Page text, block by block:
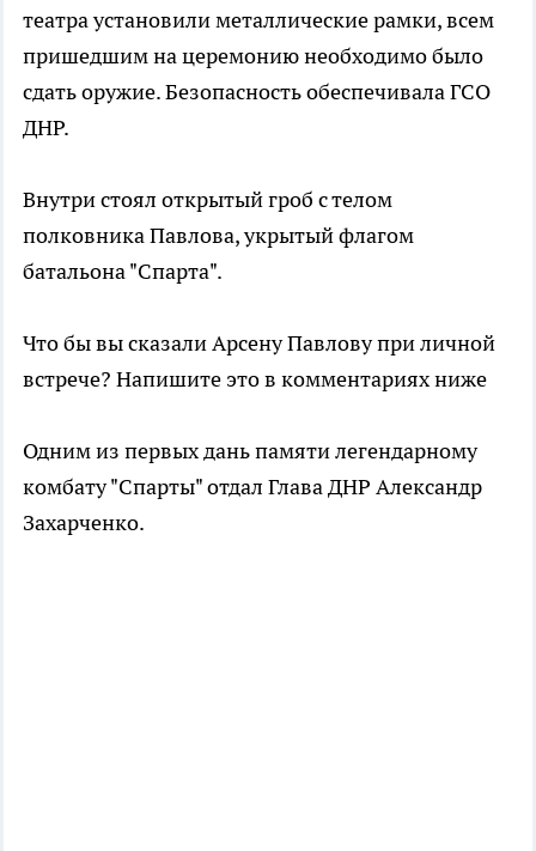
театра установили металлические рамки, всем
пришедшим на церемонию необходимо было
сдать оружие. Безопасность обеспечивала ГСО
ДНР.
Внутри стоял открытый гроб с телом
полковника Павлова, укрытый флагом
батальона "Спарта".
Что бы вы сказали Арсену Павлову при личной
встрече? Напишите это в комментариях ниже
Одним из первых дань памяти легендарному
комбату "Спарты" отдал Глава ДНР Александр
Захарченко.